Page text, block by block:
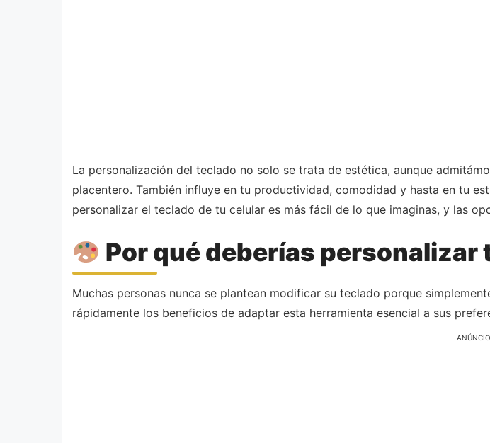
La personalización del teclado no solo se trata de estética, aunque
placentero. También influye en tu productividad, comodidad y hasta en tu
personalizar el teclado de tu celular es más fácil de lo que imaginas, y las
Por qué deberías personalizar
Muchas personas nunca se plantean modificar su teclado porque
rápidamente los beneficios de adaptar esta herramienta esencial a sus